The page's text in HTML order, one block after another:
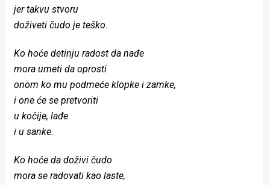
Život
pokretu
Ideje
koje
rade
Urban
Places
jer takvu stvoru
doživeti čudo je teško.
Ko hoće detinju radost da nađe
mora umeti da oprosti
onom ko mu podmeće klopke i zamke,
i one će se pretvoriti
u kočije, lađe
i u sanke.
Ko hoće da doživi čudo
mora se radovati kao laste,